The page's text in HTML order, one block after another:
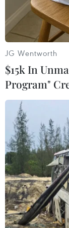
Theo
Alexander
sẽ không
vốn được coi
dầu trong
JG Wentworth
$15k In
Program"